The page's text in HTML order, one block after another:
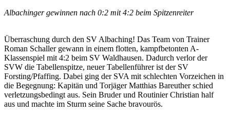
Albachinger gewinnen nach 0:2 mit 4:2 beim Spitzenreiter
Überraschung durch den SV Albaching! Das Team von Trainer
Roman Schaller gewann in einem flotten, kampfbetonten A-
Klassenspiel mit 4:2 beim SV Waldhausen. Dadurch verlor der
SVW die Tabellenspitze, neuer Tabellenführer ist der SV
Forsting/Pfaffing. Dabei ging der SVA mit schlechten Vorzeichen in
die Begegnung: Kapitän und Torjäger Matthias Bareuther schied
verletzungsbedingt aus. Sein Bruder und Routinier Christian half
aus und machte im Sturm seine Sache bravourös.